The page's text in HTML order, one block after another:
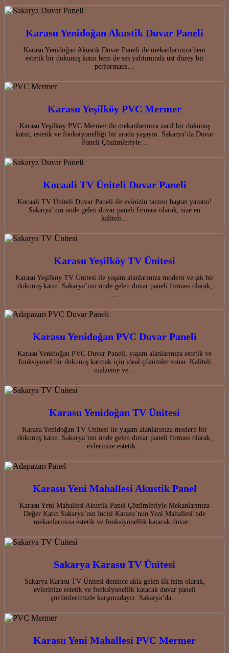
Karasu Yenidoğan Akustik Duvar Paneli
Karasu Yenidoğan Akustik Duvar Paneli ile mekanlarınıza hem
estetik bir dokunuş katın hem de ses yalıtımında üst düzey bir
performans…
Karasu Yeşilköy PVC Mermer
Karasu Yeşilköy PVC Mermer ile mekanlarınıza zarif bir dokunuş
katın, estetik ve fonksiyonelliği bir arada yaşayın. Sakarya’da Duvar
Paneli Çözümleriyle…
Kocaali TV Üniteli Duvar Paneli
Kocaali TV Üniteli Duvar Paneli ile evinizin tarzını baştan yaratın!
Sakarya’nın önde gelen duvar paneli firması olarak, size en
kaliteli…
Karasu Yeşilköy TV Ünitesi
Karasu Yeşilköy TV Ünitesi ile yaşam alanlarınıza modern ve şık bir
dokunuş katın. Sakarya’nın önde gelen duvar paneli firması olarak,
…
Karasu Yenidoğan PVC Duvar Paneli
Karasu Yenidoğan PVC Duvar Paneli, yaşam alanlarınıza estetik ve
fonksiyonel bir dokunuş katmak için ideal çözümler sunar. Kaliteli
malzeme ve…
Karasu Yenidoğan TV Ünitesi
Karasu Yenidoğan TV Ünitesi ile yaşam alanlarınıza modern bir
dokunuş katın. Sakarya’nın önde gelen duvar paneli firması olarak,
evlerinize estetik…
Karasu Yeni Mahallesi Akustik Panel
Karasu Yeni Mahallesi Akustik Panel Çözümleriyle Mekanlarınıza
Değer Katın Sakarya’nın incisi Karasu’nun Yeni Mahallesi’nde
mekanlarınıza estetik ve fonksiyonellik katacak duvar…
Sakarya Karasu TV Ünitesi
Sakarya Karasu TV Ünitesi denince akla gelen ilk isim olarak,
evlerinize estetik ve fonksiyonellik katacak duvar paneli
çözümlerimizle karşınızdayız. Sakarya’da…
Karasu Yeni Mahallesi PVC Mermer